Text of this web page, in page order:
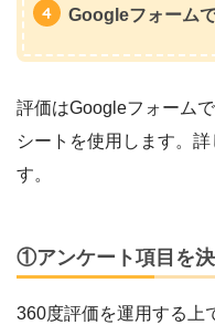
Googleフォーム
評価はGoogleフォーム
シートを使用します。
す。
①アンケート項目を決
360度評価を運用する上